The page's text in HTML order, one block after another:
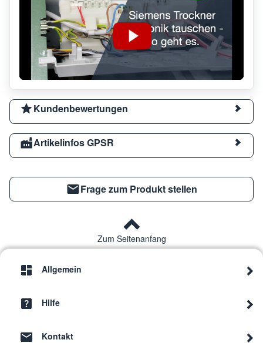
Kundenbewertungen
Artikelinfos GPSR
Frage zum Produkt stellen
Zum Seitenanfang
Allgemein
Hilfe
Kontakt